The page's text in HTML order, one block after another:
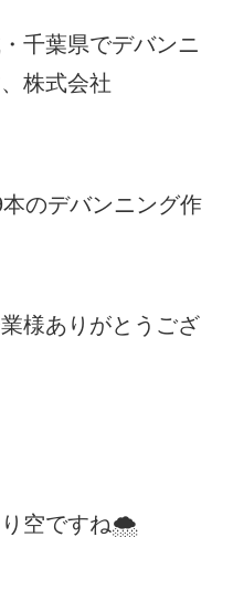
千葉県でデバンニ
株式会社
のデバンニング作
様ありがとうござ
り空ですね🌨